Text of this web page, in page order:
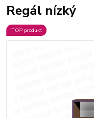
Regál nízký
TOP produkt